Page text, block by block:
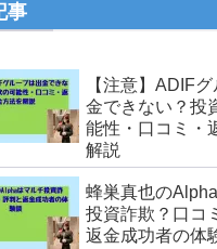
事
【注意】ADIF
金できない？投
能性・口コミ・
解説
蜂巣真也の
投資詐欺？口コ
返金成功者の体